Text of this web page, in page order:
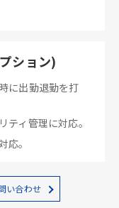
ション)
に出勤退勤を打
ティ管理に対応。
応。
い合わせ